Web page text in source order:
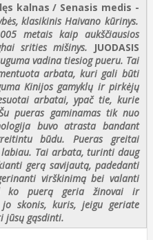
kalnas / Senasis medis -
klasikinis Haivano kūrinys.
metais kaip aukščiausios
srities mišinys.
JUODASIS
vadina tiesiog pueru. Tai
arbata, kuri gali būti
Kinijos gamyklų ir pirkėjų
arbatai, ypač tie, kurie
pueras gaminamas tik nuo
buvo atrasta bandant
būdu. Pueras greitai
Tai arbata, turinti daug
gerą savijautą, padedanti
virškinimą bei valanti
ko puerą geria žinovai ir
skonis, kuris, jeigu geriate
jūsų gąsdinti.